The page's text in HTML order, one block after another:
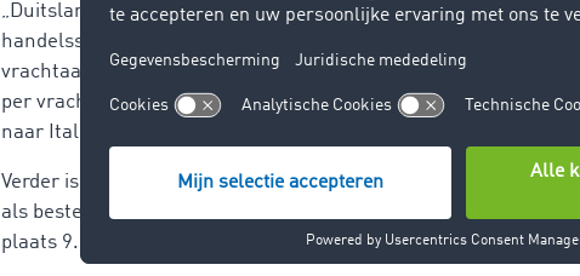
„Duitsland is de belangrijkste handelspartner van Oostenrijk,
handelsstatistieken als uit een analyse van de
vrachtaanbiedingen op de TIMOCOM Marketplace.
per vrachtwagen in Oostenrijk de laatste tijd iets aan belang
naar Italië hebben hen in 2022 de tweede plaats afgenomen en
Verder is er vooral in de tweede helft van de Top 10 beweging.
als bestemmingsland voor Oostenrijkse spotmarkt-
plaats 9. De reden hiervoor is waarschijnlijk de uitbreiding van